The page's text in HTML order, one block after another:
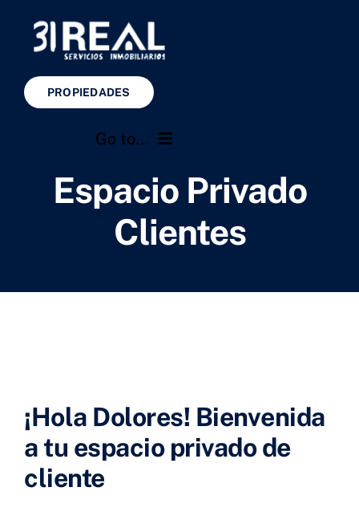
Go to...
Valorador
CONTACTO
PROPIEDADES
Espacio Privado
Clientes
¡Hola Dolores! Bienvenida
a tu espacio privado de
cliente